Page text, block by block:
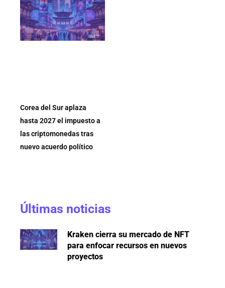
Corea del Sur aplaza
hasta 2027 el impuesto a
las criptomonedas tras
nuevo acuerdo político
Últimas noticias
Kraken cierra su mercado de NFT
para enfocar recursos en nuevos
proyectos